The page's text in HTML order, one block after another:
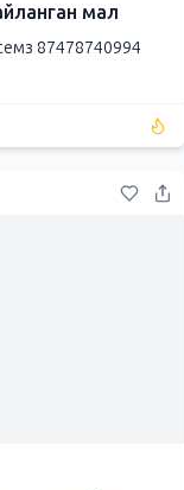
мал
87478740994